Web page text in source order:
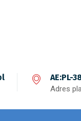
AE:PL-
Adres